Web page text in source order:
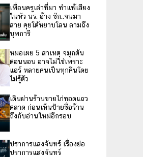
เพื่อนครูเล่าที่มา ทำแพ้เสียง
ในหัว นร. อ้าง ชัก..จนมา
สาย คุยโต้หยาบโลน ลามถึง
บุพการี
หมอเผย 5 สาเหตุ จมูกตัน
ตอนนอน อาจไม่ใช่เพราะ
แอร์ หลายคนเป็นทุกคืนโดย
ไม่รู้ตัว
เดินผ่านร้านขายไก่ทอดแถว
ตลาด ก่อนเห็นป้ายชื่อร้าน
ถึงกับอ่านใหม่อีกรอบ
ปราการแสงจันทร์ เรื่องย่อ
ปราการแสงจันทร์